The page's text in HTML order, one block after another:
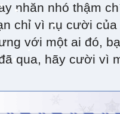
nhăn nhó thậm
chỉ vì nụ cười
với một ai đó,
qua, hãy cười vì